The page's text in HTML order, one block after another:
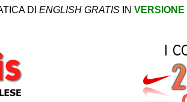
DI ENGLISH GRATIS IN VERSIONE